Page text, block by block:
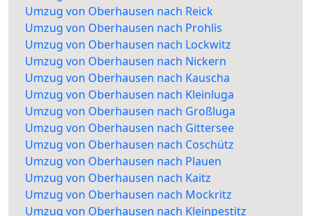
Umzug von Oberhausen nach Reick
Umzug von Oberhausen nach Prohlis
Umzug von Oberhausen nach Lockwitz
Umzug von Oberhausen nach Nickern
Umzug von Oberhausen nach Kauscha
Umzug von Oberhausen nach Kleinluga
Umzug von Oberhausen nach Großluga
Umzug von Oberhausen nach Gittersee
Umzug von Oberhausen nach Coschütz
Umzug von Oberhausen nach Plauen
Umzug von Oberhausen nach Kaitz
Umzug von Oberhausen nach Mockritz
Umzug von Oberhausen nach Kleinpestitz